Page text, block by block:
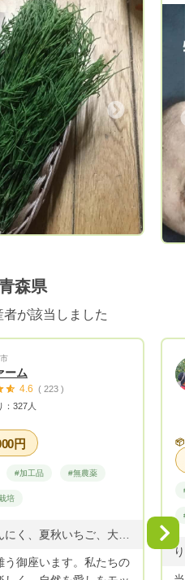
座の特性を微生物と地球
した こだわりの野菜
ててます。 ★西洋野
・ハーブ類、エディブル
ぽ（葉物、根）、チンキ
カザ・クローバー他
ト・花ズッキーニ・韓国
野菜から珍しい野菜や
類の野菜をお届けしま
願いします。
Previous
森県
者が該当しました
ーム
4.6 ( 223 )
：327人
円
#加工品 #無農薬
培
う御座います。私たちの
📦
Next